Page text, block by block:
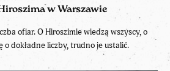
w Warszawie
ofiar. O Hiroszimie wiedzą wszyscy, o
o dokładne liczby, trudno je ustalić.